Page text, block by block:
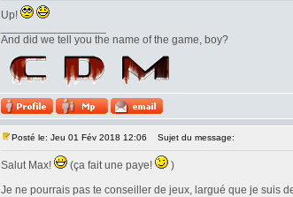
Up!
And did we tell you the name of the game, boy?
Posté le: Jeu 01 Fév 2018 12:06 Sujet du message:
Salut Max! (ça fait une paye!
)
Je ne pourrais pas te conseiller de jeux, largué que je suis